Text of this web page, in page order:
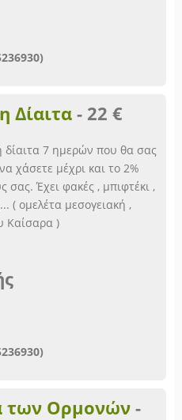
Δίαιτα- 22 €
δίαιτα 7 ημερών που θα σας
χάσετε μέχρι και το 2%
σας. Έχει φακές , μπιφτέκι ,
( ομελέτα μεσογειακή ,
Καίσαρα )
των Ορμονών -